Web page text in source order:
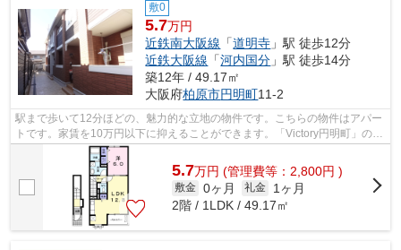
敷0
5.7万円
近鉄南大阪線 「道明寺 」駅 徒歩12分
近鉄大阪線 「河内国分 」駅 徒歩14分
築12年 / 49.17㎡
大阪府柏原市円明町11-2
駅まで歩いて12分ほどの、魅力的な立地の物件です。こちらの物件はアパー
トです。家賃を10万円以下に抑えることができます。「Victory円明町」の物
件情報をお探しならお気軽にお問い合...
5.7万円 (管理費等：2,800円 )
敷金 0ヶ月 礼金
1ヶ月
2階 / 1LDK / 49.17㎡